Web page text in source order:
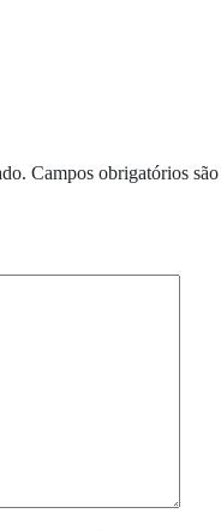
Campos obrigatórios são